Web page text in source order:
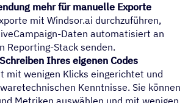
mehr für manuelle Exporte
mit Windsor.ai durchzuführen,
Daten automatisiert an
Reporting-Stack senden.
Ihres eigenen Codes
mit wenigen Klicks eingerichtet und
Kenntnisse. Sie können